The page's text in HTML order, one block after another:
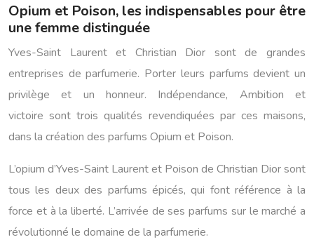
Opium et Poison, les indispensables pour être
une femme distinguée
Yves-Saint Laurent et Christian Dior sont de grandes
entreprises de parfumerie. Porter leurs parfums devient un
privilège et un honneur. Indépendance, Ambition et
victoire sont trois qualités revendiquées par ces maisons,
dans la création des parfums Opium et Poison.
L’opium d’Yves-Saint Laurent et Poison de Christian Dior sont
tous les deux des parfums épicés, qui font référence à la
force et à la liberté. L’arrivée de ses parfums sur le marché a
révolutionné le domaine de la parfumerie.